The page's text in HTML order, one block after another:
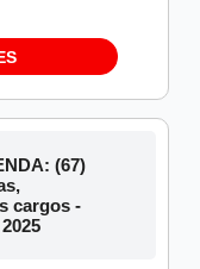
(67)
cargos -